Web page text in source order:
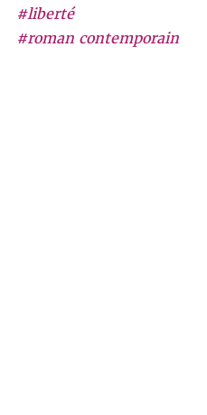
#liberté
#roman contemporain